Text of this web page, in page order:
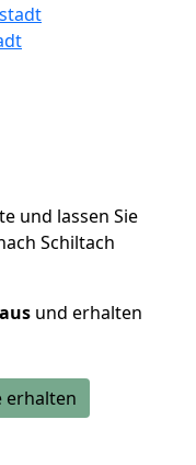
und lassen Sie
Schiltach
und erhalten
erhalten